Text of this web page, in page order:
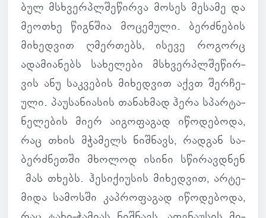
ბულ მსხვერ­პლშე­წირვა მოსეს მე­სამე და
მე­ო­თხე წიგნ­შია მო­ცე­მული. ბერ­ძნე­ბის
მი­ხედ­ვით ღმერ­თებს, ისევე რო­გორც
ადა­მი­ა­ნებს სა­ხე­ლები მსხვერ­პლშე­წირ­
ვის ანუ საკ­ვე­ბის მი­ხედ­ვით აქვთ შერ­ჩე­
ული. პა­უ­სა­ნი­ა­სის თა­ნახ­მად ჰერა სპარ­ტა­
ნე­ლე­ბის მიერ აი­გო­ფა­გად იწო­დე­ბოდა,
რაც თხის მჭა­მელს ნიშ­ნავს, რად­გან სა­
ბერ­ძნეთში მხო­ლოდ ისინი სწი­რავ­დნენ
მას თხებს. ჰე­სი­ქი­უ­სის მი­ხედ­ვით, არ­ტე­
მიდა სა­მოსში კაპრო­ფა­გად იწო­დე­ბოდა,